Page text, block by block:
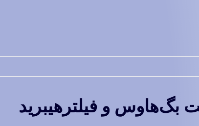
بگ‌هاوس و فیلترهیبرید